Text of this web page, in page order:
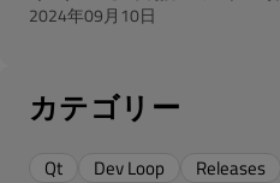
2024年09月10日
カテゴリー
Qt Dev Loop Releases